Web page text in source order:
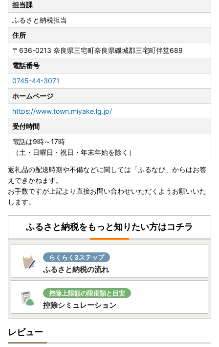
担当課
ふるさと納税担当
住所
〒636-0213 奈良県三宅町奈良県磯城郡三宅町伴堂689
電話番号
0745-44-3071
ホームページ
https://www.town.miyake.lg.jp/
受付時間
電話は9時～17時
（土・日曜日・祝日・年末年始を除く）
返礼品の配送時期や不備などに関しては「ふるなび」からはお答
えできかねます。
お手数ですが上記より直接お問い合わせいただくようお願いいた
します。
ふるさと納税をもっと知りたい方はコチラ
らくらく3ステップ
ふるさと納税の流れ
控除上限額の限度額と目安
控除シミュレーション
レビュー